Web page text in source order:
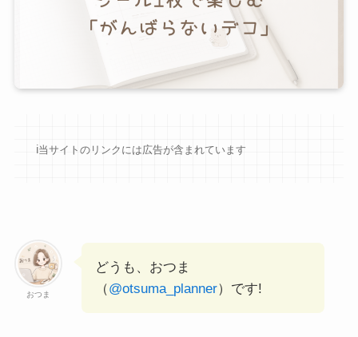
ℹ︎当サイトのリンクには広告が含まれています
おつま
どうも、おつま
（@otsuma_planner）です!